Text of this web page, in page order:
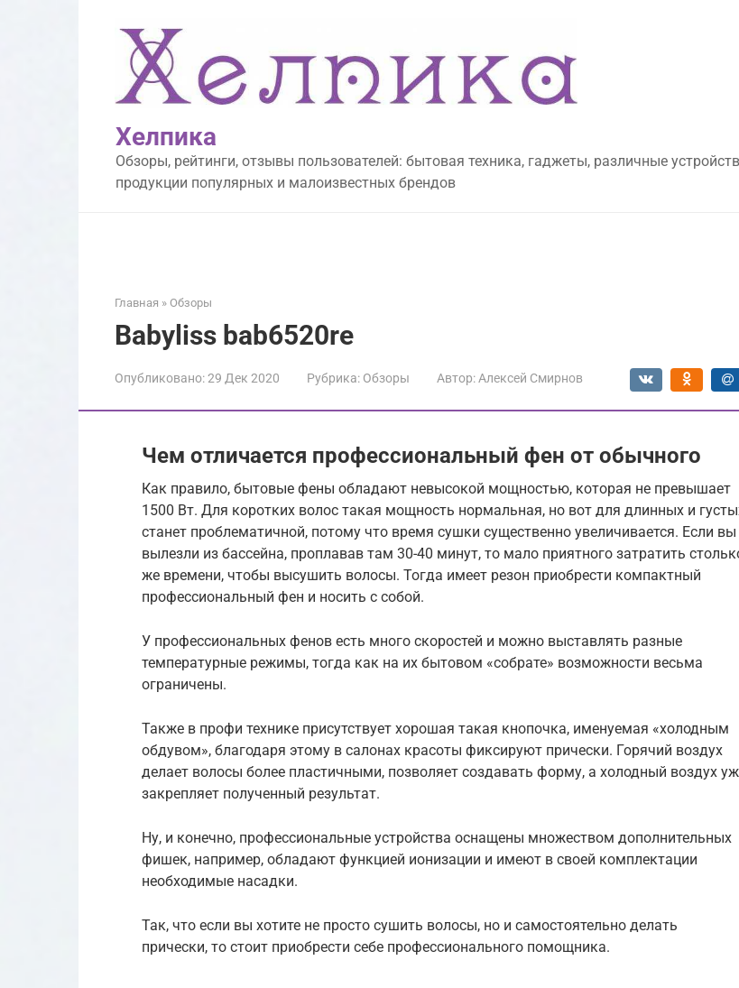
Хелпика
Обзоры, рейтинги, отзывы пользователей: бытовая техника, гаджеты, различные
продукции популярных и малоизвестных брендов
Главная » Обзоры
Babyliss bab6520re
Опубликовано:29 Дек 2020 Рубрика: Обзоры Автор: Алексей Смирнов
Чем отличается профессиональный фен от обычного
Как правило, бытовые фены обладают невысокой мощностью, которая не превышает
1500 Вт. Для коротких волос такая мощность нормальная, но вот для длинных и
станет проблематичной, потому что время сушки существенно увеличивается. Если вы
вылезли из бассейна, проплавав там 30-40 минут, то мало приятного затратить
же времени, чтобы высушить волосы. Тогда имеет резон приобрести компактный
профессиональный фен и носить с собой.
У профессиональных фенов есть много скоростей и можно выставлять разные
температурные режимы, тогда как на их бытовом «собрате» возможности весьма
ограничены.
Также в профи технике присутствует хорошая такая кнопочка, именуемая «холодным
обдувом», благодаря этому в салонах красоты фиксируют прически. Горячий воздух
делает волосы более пластичными, позволяет создавать форму, а холодный воздух
закрепляет полученный результат.
Ну, и конечно, профессиональные устройства оснащены множеством дополнительных
фишек, например, обладают функцией ионизации и имеют в своей комплектации
необходимые насадки.
Так, что если вы хотите не просто сушить волосы, но и самостоятельно делать
прически, то стоит приобрести себе профессионального помощника.